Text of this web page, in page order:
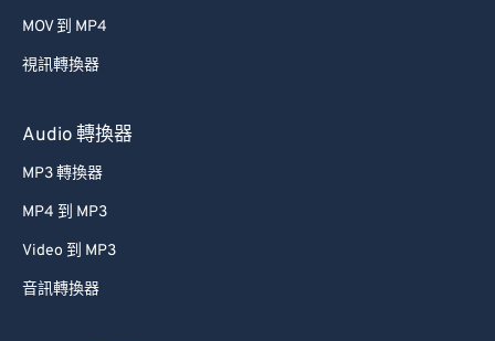
MOV 到 MP4
視訊轉換器
Audio 轉換器
MP3 轉換器
MP4 到 MP3
Video 到 MP3
音訊轉換器